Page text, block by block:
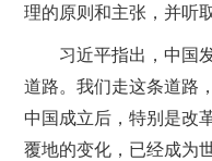
理的原则和主张，并听
习近平指出，中国
道路。我们走这条道路
中国成立后，特别是改
覆地的变化，已经成为